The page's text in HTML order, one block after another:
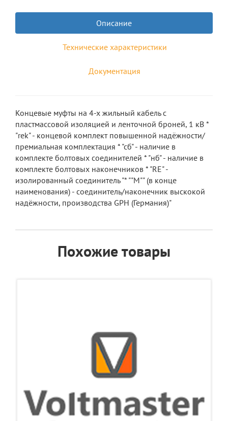
Описание
Технические характеристики
Документация
Концевые муфты на 4-х жильный кабель с
пластмассовой изоляцией и ленточной броней, 1 кВ *
"rek" - концевой комплект повышенной надёжности/
премиальная комплектация * "сб" - наличие в
комплекте болтовых соединителей * "нб" - наличие в
комплекте болтовых наконечников * "RE" -
изолированный соединитель "* ""М"" (в конце
наименования) - соединитель/наконечник выскокой
надёжности, производства GPH (Германия)"
Похожие товары